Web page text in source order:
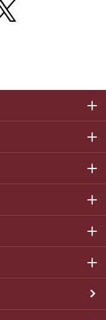
サブメニ
サブメニ
サブメニ
サブメニ
サブメニ
サブメニ